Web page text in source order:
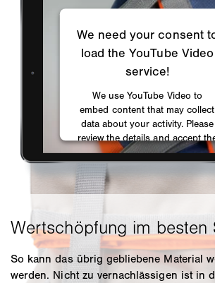
So kann das übrig gebliebene Material
werden. Nicht zu vernachlässigen ist in